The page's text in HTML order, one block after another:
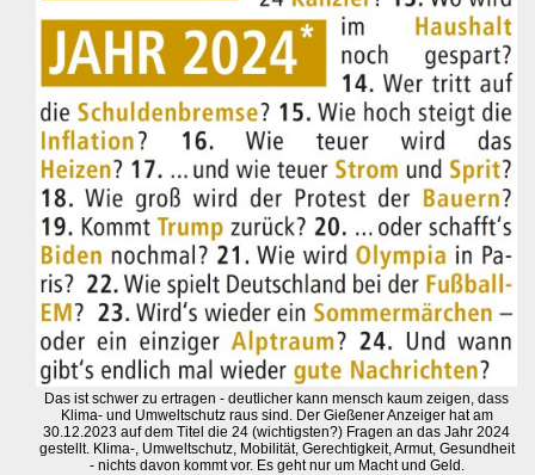
Das ist schwer zu ertragen - deutlicher kann mensch kaum zeigen, dass
Klima- und Umweltschutz raus sind. Der Gießener Anzeiger hat am
30.12.2023 auf dem Titel die 24 (wichtigsten?) Fragen an das Jahr 2024
gestellt. Klima-, Umweltschutz, Mobilität, Gerechtigkeit, Armut, Gesundheit
- nichts davon kommt vor. Es geht nur um Macht und Geld.